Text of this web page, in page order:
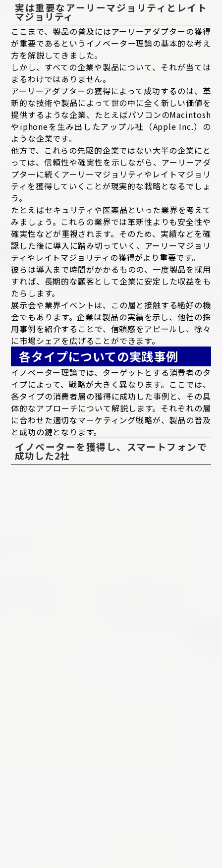
実は重要なアーリーマジョリティとレイト
マジョリティ
ここまで、製品の普及にはアーリーアダプターの獲得
が重要であるというイノベーター理論の基本的な考え
方を解説してきました。
しかし、すべての企業や製品について、それが当ては
まるわけではありません。
アーリーアダプターの獲得によって成功するのは、革
新的な技術や製品によって世の中に全く新しい価値を
提供するような企業、たとえばパソコンのMacintosh
やiphoneを生み出したアップル社（Apple Inc.）の
ような企業です。
他方で、これらの先駆的企業ではない大半の企業にと
っては、信頼性や確実性を示しながら、アーリーアダ
プターに続くアーリーマジョリティやレイトマジョリ
ティを獲得していくことが現実的な戦略となるでしょ
う。
たとえばセキュリティや医薬品といった業界を考えて
みましょう。これらの業界では革新性よりも安全性や
確実性などが重視されます。そのため、実績などを確
認した後に導入に踏み切っていく、アーリーマジョリ
ティやレイトマジョリティの獲得がより重要です。
彼らは導入まで時間がかかるものの、一度製品を採用
すれば、長期的な顧客として企業に安定した収益をも
たらします。
展示会や業界イベントは、この層と接触する絶好の機
会でもあります。企業は製品の実績を示し、他社の採
用事例を紹介することで、信頼感をアピールし、徐々
に市場シェアを広げることができます。
各タイプについての実践事例
イノベーター理論では、ターゲットとする消費者のタ
イプによって、戦略が大きく異なります。ここでは、
各タイプの消費者層の獲得に成功した事例と、その具
体的なアプローチについて解説します。それぞれの層
に合わせた適切なマーケティング戦略が、製品の普及
と成功の鍵となります。
イノベーターを獲得し、スマートフォンで
成功した2社